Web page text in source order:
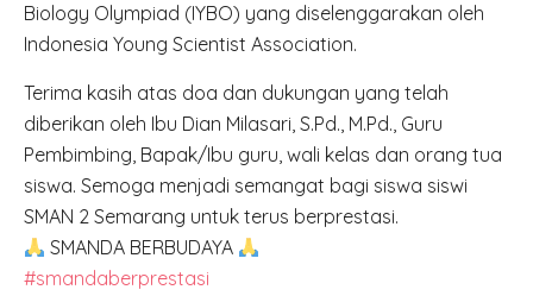
Biology Olympiad (IYBO) yang diselenggarakan oleh
Indonesia Young Scientist Association.
Terima kasih atas doa dan dukungan yang telah
diberikan oleh Ibu Dian Milasari, S.Pd., M.Pd., Guru
Pembimbing, Bapak/Ibu guru, wali kelas dan orang tua
siswa. Semoga menjadi semangat bagi siswa siswi
SMAN 2 Semarang untuk terus berprestasi.
SMANDA BERBUDAYA
#smandaberprestasi